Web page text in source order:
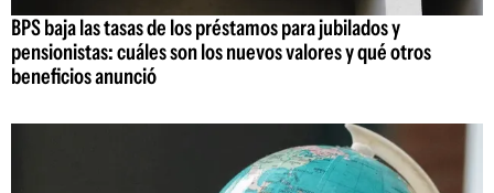
BPS baja las tasas de los préstamos para jubilados y
pensionistas: cuáles son los nuevos valores y qué otros
beneficios anunció